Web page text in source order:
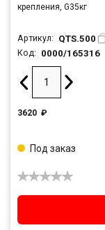
крепления, G35кг
Артикул: QTS.500
Код: 0000/165316
3620 ₽
Под заказ